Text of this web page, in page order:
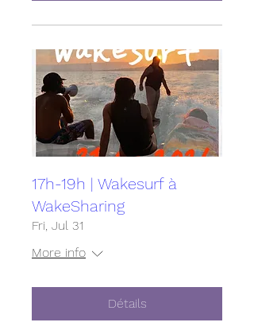
17h-19h | Wakesurf à
WakeSharing
Fri, Jul 31
More info
Détails